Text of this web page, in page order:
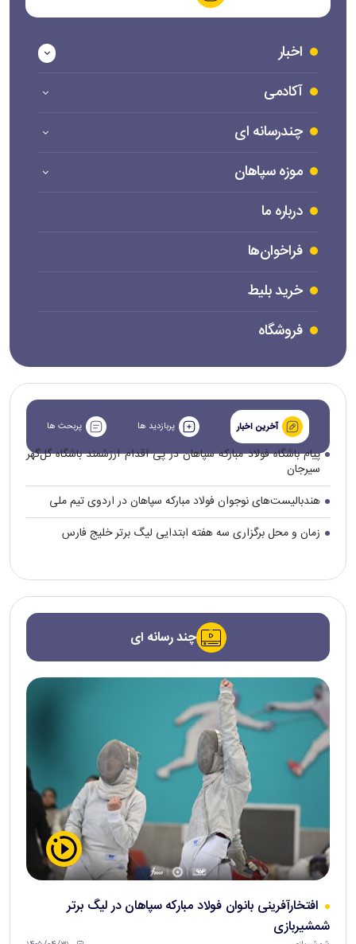
اخبار
آکادمی
چندرسانه ای
موزه سپاهان
درباره ما
فراخوان‌ها
خرید بلیط
فروشگاه
آخرین اخبار پربازدید ها پربحث ها
پیام باشگاه فولاد مبارکه سپاهان در پی اقدام ارزشمند باشگاه گل‌گهر
سیرجان
هندبالیست‌های نوجوان فولاد مبارکه سپاهان در اردوی تیم ملی
زمان و محل برگزاری سه هفته ابتدایی لیگ برتر خلیج فارس
چند رسانه ای
افتخارآفرینی بانوان فولاد مبارکه سپاهان در لیگ برتر
شمشیربازی